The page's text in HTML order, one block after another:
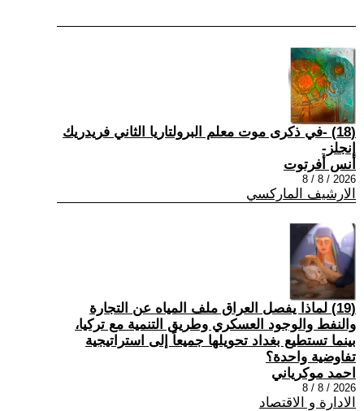
(18) -في ذكرى موت معلم البرولتاريا الثاني فريدريك
إنجلز-
أنس أفرتوت
2026 / 8 / 8
الارشيف الماركسي
(19) لماذا يفصل العراق ملف المياه عن التجارة
والنفط والوجود العسكري وطريق التنمية مع تركيا،
بينما تستطيع بغداد تحويلها جميعاً إلى استراتيجية
تفاوضية واحدة؟
احمد موكرياني
2026 / 8 / 8
الادارة و الاقتصاد